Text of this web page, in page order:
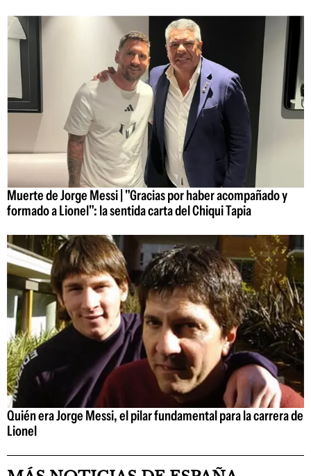
Muerte de Jorge Messi | "Gracias por haber acompañado y
formado a Lionel": la sentida carta del Chiqui Tapia
Quién era Jorge Messi, el pilar fundamental para la carrera de
Lionel